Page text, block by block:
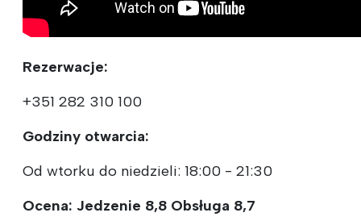
Rezerwacje:
+351 282 310 100
Godziny otwarcia:
Od wtorku do niedzieli: 18:00 - 21:30
Ocena: Jedzenie 8,8 Obsługa 8,7